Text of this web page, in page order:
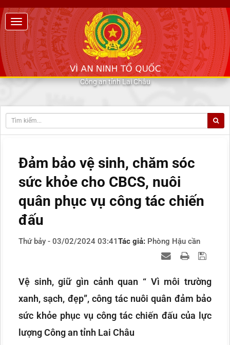
Công an tỉnh Lai Châu
Đảm bảo vệ sinh, chăm sóc
sức khỏe cho CBCS, nuôi
quân phục vụ công tác chiến
đấu
Thứ bảy - 03/02/2024 03:41Tác giả: Phòng Hậu cần
Vệ sinh, giữ gìn cảnh quan “ Vì môi trường
xanh, sạch, đẹp”, công tác nuôi quân đảm bảo
sức khỏe phục vụ công tác chiến đấu của lực
lượng Công an tỉnh Lai Châu